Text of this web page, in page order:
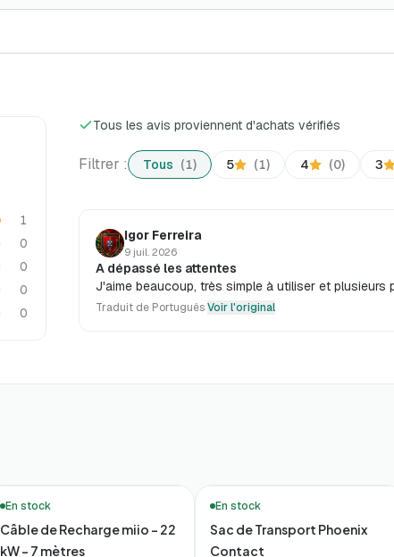
1
0
0
0
0
Tous les avis proviennent d'achats vérifiés
Filtrer : Tous (1) 5 (1) 4 (0) 3
Igor Ferreira
9 juil. 2026
A dépassé les attentes
J'aime beaucoup, très simple à utiliser et plusieurs
Traduit de PortuguêsVoir l'original
En stock
Câble de Recharge miio – 22
kW – 7 mètres
En stock
Sac de Transport Phoenix
Contact